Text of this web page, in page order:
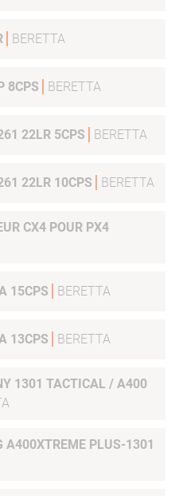
BERETTA
8CPS BERETTA
22LR 5CPS BERETTA
22LR 10CPS BERETTA
CX4 POUR PX4
15CPS BERETTA
13CPS BERETTA
1301 TACTICAL / A400
A400XTREME PLUS-1301